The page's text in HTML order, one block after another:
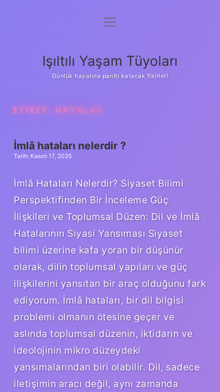
Anasayfa
Yasal Uyarı
menüyü
Işıltılı Yaşam Tüyoları
Günlük hayatına parıltı katacak fikirler!
ETIKET: HATALAR
İmlâ hataları nelerdir ?
Tarih: Kasım 17, 2025
İmlâ Hataları Nelerdir? Siyaset Bilimi
Perspektifinden Bir İnceleme Güç
İlişkileri ve Toplumsal Düzen: Dil ve İmlâ
Hatalarının Siyasi Yansıması Siyaset
bilimi üzerine kafa yoran bir düşünür
olarak, dilin toplumsal yapıları ve güç
ilişkilerini yansıtan bir araç olduğunu fark
ediyorum. İmlâ hataları, bir dil bilgisi
problemi olmanın ötesine geçer ve
aslında toplumsal düzenin, iktidarın ve
ideolojinin mikro düzeydeki
yansımalarından biri olabilir. Dil, sadece
iletişimin aracı değil, aynı zamanda